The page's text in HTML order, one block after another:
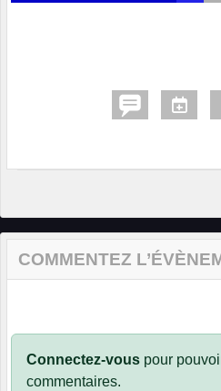
COMMENTEZ
Connectez-vous pour
commentaires.